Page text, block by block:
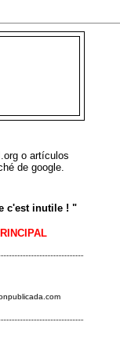
o artículos
de google.
c'est inutile ! "
com